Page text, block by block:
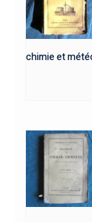
chimie et